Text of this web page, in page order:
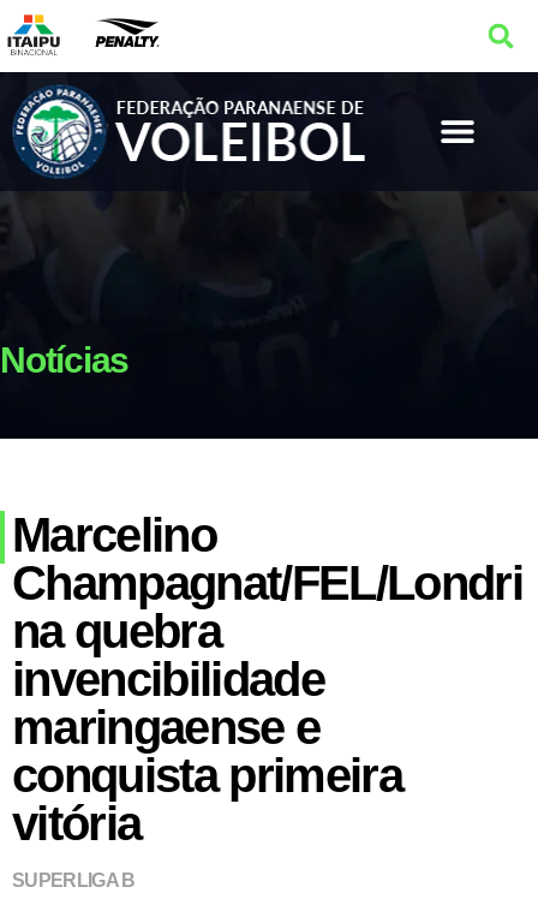
Notícias
Marcelino
Champagnat/FEL/Londri
na quebra
invencibilidade
maringaense e
conquista primeira
vitória
SUPERLIGA B